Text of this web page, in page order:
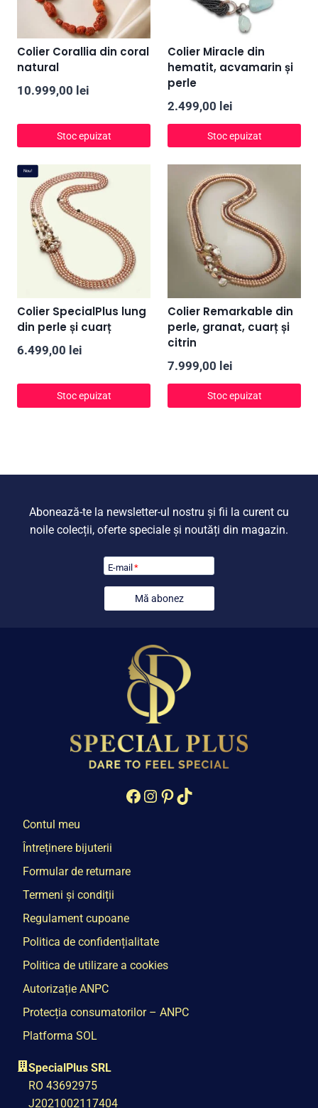
Colier Corallia din coral
natural
10.999,00 lei
Stoc epuizat
Colier Miracle din
hematit, acvamarin și
perle
2.499,00 lei
Stoc epuizat
Nou!
Colier SpecialPlus lung
din perle și cuarț
6.499,00 lei
Stoc epuizat
Colier Remarkable din
perle, granat, cuarț și
citrin
7.999,00 lei
Stoc epuizat
Abonează-te la newsletter-ul nostru și fii la curent cu
noile colecții, oferte speciale și noutăți din magazin.
E-mail *
Mă abonez
Facebook
Instagram
Pinterest
TikTok
Contul meu
Întreținere bijuterii
Formular de returnare
Termeni și condiții
Regulament cupoane
Politica de confidențialitate
Politica de utilizare a cookies
Autorizație ANPC
Protecția consumatorilor – ANPC
Platforma SOL
SpecialPlus SRL
RO 43692975
J2021002117404